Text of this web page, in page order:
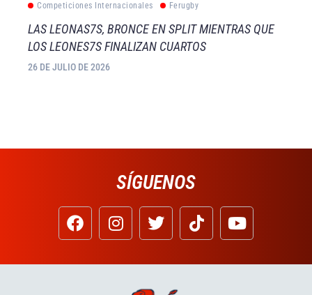
Competiciones Internacionales Ferugby
LAS LEONAS7S, BRONCE EN SPLIT MIENTRAS QUE
LOS LEONES7S FINALIZAN CUARTOS
26 DE JULIO DE 2026
SÍGUENOS